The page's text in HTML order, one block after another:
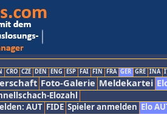
CRO CZE DEN ENG ESP FAI FIN FRA GER GRE INA
Foto-Galerie Meldekartei
Elozahl
AUT FIDE Spieler anmelden Elo